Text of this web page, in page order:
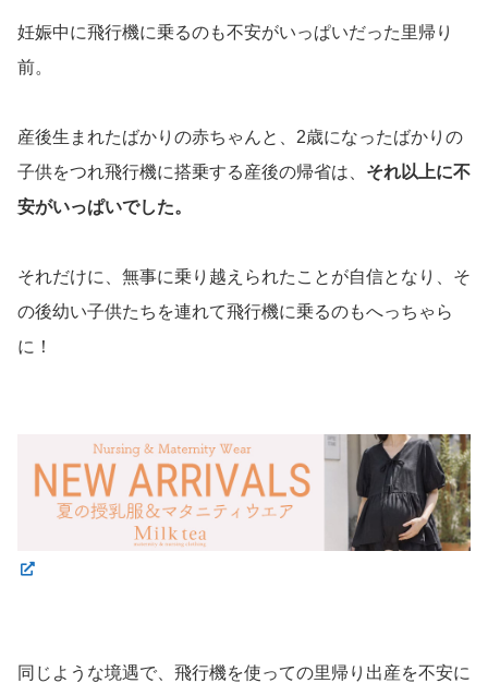
妊娠中に飛行機に乗るのも不安がいっぱいだった里帰り
前。
産後生まれたばかりの赤ちゃんと、2歳になったばかりの
子供をつれ飛行機に搭乗する産後の帰省は、 それ以上に不
安がいっぱいでした。
それだけに、無事に乗り越えられたことが自信となり、そ
の後幼い子供たちを連れて飛行機に乗るのもへっちゃら
に！
同じような境遇で、飛行機を使っての里帰り出産を不安に